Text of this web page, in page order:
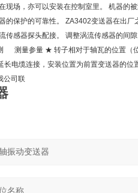
现场，亦可以安装在控制室里。 机器的
的保护的可靠性。 ZA3402变送器在出
器探头配接。 调整涡流传感器的间
测量参量 ★ 转子相对于轴瓦的位置（
电缆连接，安装位置为前置变送器的
公司联